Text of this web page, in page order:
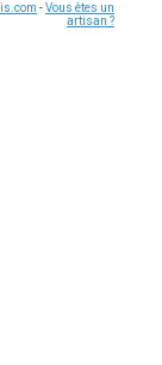
-Vous êtes un
artisan ?